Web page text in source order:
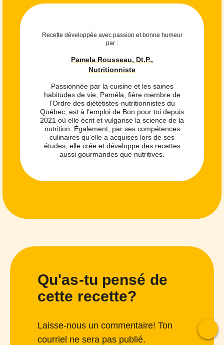
Recette développée avec passion et bonne humeur
par :
Pamela Rousseau, Dt.P.,
Nutritionniste
Passionnée par la cuisine et les saines
habitudes de vie, Paméla, fière membre de
l’Ordre des diététistes-nutritionnistes du
Québec, est à l’emploi de Bon pour toi depuis
2021 où elle écrit et vulgarise la science de la
nutrition. Également, par ses compétences
culinaires qu’elle a acquises lors de ses
études, elle crée et développe des recettes
aussi gourmandes que nutritives.
Qu'as-tu pensé de
cette recette?
Laisse-nous un commentaire! Ton
courriel ne sera pas publié.